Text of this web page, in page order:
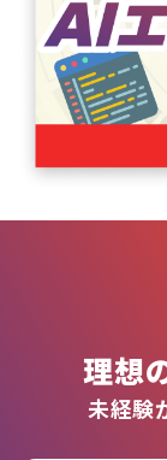
理想
未経験